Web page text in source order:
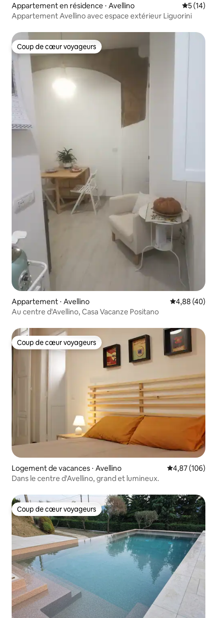
Appartement en résidence ⋅ Avellino
5 (14)
Appartement Avellino avec espace extérieur Liguorini
Coup de cœur voyageurs
Coup de cœur voyageurs
Appartement ⋅ Avellino Évaluation
4,88 (40)
Au centre d'Avellino, Casa Vacanze Positano
Coup de cœur voyageurs
Coup de cœur voyageurs
Logement de vacances ⋅ Avellino Évaluation
4,87 (106)
Dans le centre d'Avellino, grand et lumineux.
Coup de cœur voyageurs
Coup de cœur voyageurs